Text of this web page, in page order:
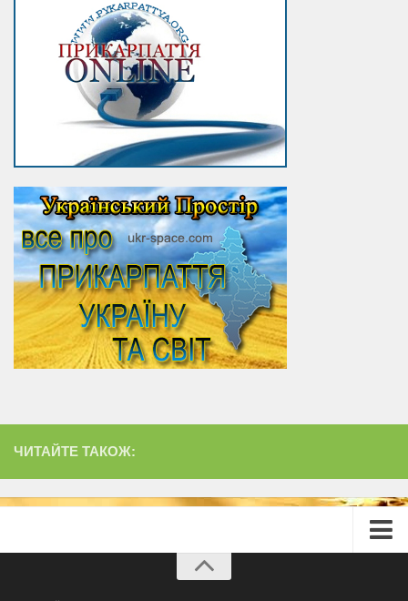
ЧИТАЙТЕ ТАКОЖ: